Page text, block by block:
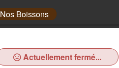
Nos Boissons
Actuellement fermé...